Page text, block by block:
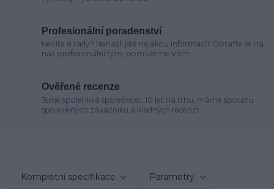
Profesionální poradenství
Nevíte si rady? Nenašli jste nějakou informaci? Obraťte se na
náš profesionální tým, pomůžeme Vám!
Ověřené recenze
Jsme spolehlivá společnost, 10 let na trhu, máme spoustu
spokojených zákazníku a kladných recenzí
Kompletní specifikace Parametry